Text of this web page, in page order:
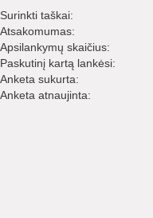
Surinkti taškai:
Atsakomumas:
Apsilankymų skaičius:
Paskutinį kartą lankėsi:
Anketa sukurta:
Anketa atnaujinta: